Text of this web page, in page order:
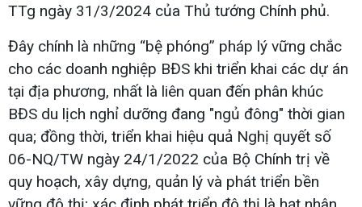
TTg ngày 31/3/2024 của Thủ tướng Chính phủ.
Đây chính là những “bệ phóng” pháp lý vững chắc
cho các doanh nghiệp BĐS khi triển khai các dự án
tại địa phương, nhất là liên quan đến phân khúc
BĐS du lịch nghỉ dưỡng đang "ngủ đông" thời gian
qua; đồng thời, triển khai hiệu quả Nghị quyết số
06-NQ/TW ngày 24/1/2022 của Bộ Chính trị về
quy hoạch, xây dựng, quản lý và phát triển bền